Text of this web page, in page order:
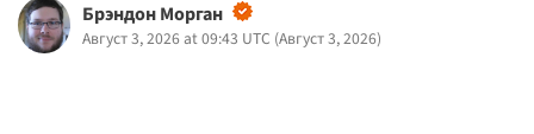
Брэндон Морган
Август 3, 2026 at 09:43 UTC (Август 3, 2026)